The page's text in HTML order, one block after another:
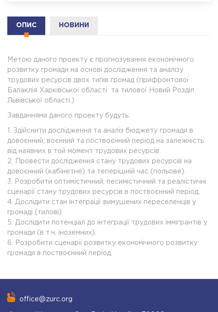
ОПИС НОВИНИ
Метою даного проекту є прогнозування економічного
розвитку громади на основі дослідження та аналізу
трудових ресурсів двох типів громад (прифронтової
Балаклія Харківської області та тилової Новий Розділ
Львівської області.)
Завданнями даного проекту будуть:
1. Здійснити дослідження та аналіз бюджету громади в
довоєнний, воєнний та поствоєнний період на залежність
від наявних в той момент трудових ресурсів.
2. Провести дослідження стану трудових ресурсів на
довоєнний (кабінетне) та теперішній час (польове).
3. Розробити оптимістичний, песимістичний та реалістичні
сценарії стану трудових ресурсів в поствоєнний період.
4. Дослідити стан інтеграції вимушених переселенців у
громаді (тилові).
5. Дослідити потенціал до інтеграції трудових іммігрантів у
громади (в т.ч. іноземних).
6. Розробити сценарії розвитку економічного розвитку
громади в поствоєнний період.
office@zurc.org